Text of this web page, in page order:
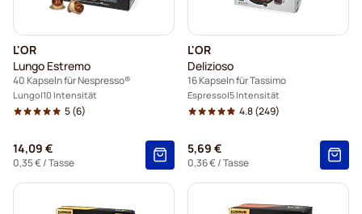
L'OR
Lungo Estremo
40 Kapseln für Nespresso®
Lungo 10 Intensität
5(6)
14,09 €
0,35 €/ Tasse
L'OR
Delizioso
16 Kapseln für Tassimo
Espresso 5 Intensität
4.8(249)
5,69 €
0,36 €/ Tasse